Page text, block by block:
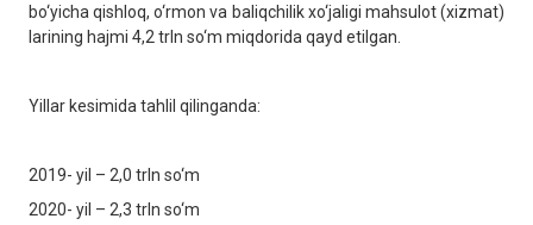
bo‘yicha qishloq, o‘rmon va baliqchilik xo‘jaligi mahsulot (xizmat)
larining hajmi 4,2 trln so‘m miqdorida qayd etilgan.
Yillar kesimida tahlil qilinganda:
2019- yil – 2,0 trln so‘m
2020- yil – 2,3 trln so‘m